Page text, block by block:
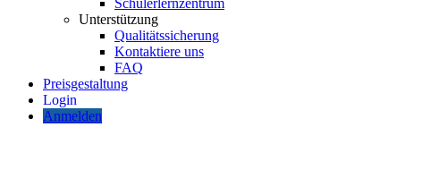
Schülerlernzentrum
Unterstützung
Qualitätssicherung
Kontaktiere uns
FAQ
Preisgestaltung
Anmelden